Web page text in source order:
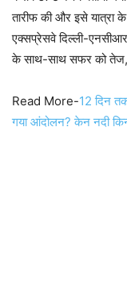
तारीफ की और इसे यात्रा
एक्सप्रेसवे दिल्ली-
के साथ-साथ सफर को तेज,
Read More-12 दिन
गया आंदोलन? केन नदी